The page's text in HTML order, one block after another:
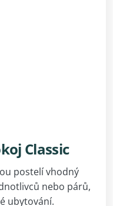
Classic
postelí vhodný
nebo párů,
ubytování.